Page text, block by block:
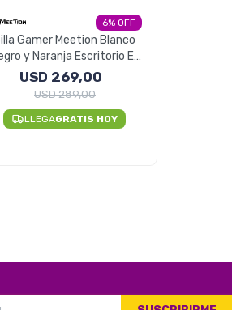
6
Gamer Meetion Blanco
y Naranja Escritorio E-
Sport Setup MT-CHR15
USD 269,00
USD289,00
LLEGAGRATIS HOY